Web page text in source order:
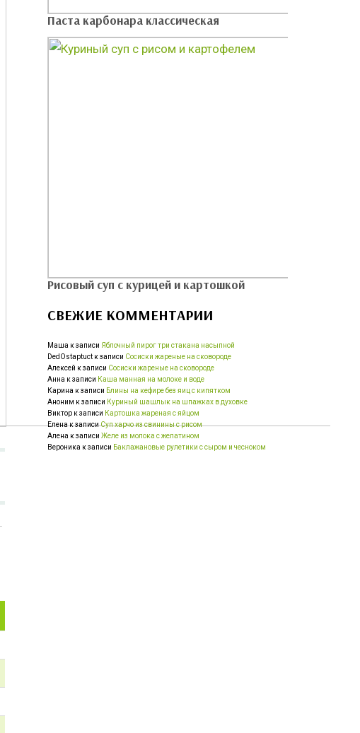
Паста карбонара классическая
Рисовый суп с курицей и картошкой
СВЕЖИЕ КОММЕНТАРИИ
Маша к записи Яблочный пирог три стакана насыпной
DedOstaptuct к записи Сосиски жареные на сковороде
Алексей к записи Сосиски жареные на сковороде
Анна к записи Каша манная на молоке и воде
Карина к записи Блины на кефире без яиц с кипятком
Аноним к записи Куриный шашлык на шпажках в духовке
Виктор к записи Картошка жареная с яйцом
Еленак записиСуп харчо из свинины с рисом
Алена к записи Желе из молока с желатином
Вероника к записи Баклажановые рулетики с сыром и чесноком